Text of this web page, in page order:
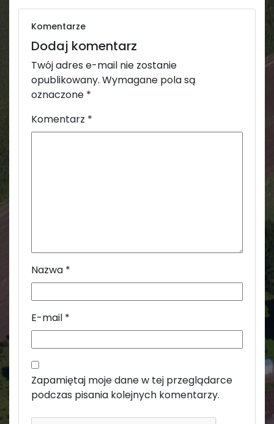
Komentarze
Dodaj komentarz
Twój adres e-mail nie zostanie
opublikowany. Wymagane pola są
oznaczone *
Komentarz *
Nazwa *
E-mail *
Zapamiętaj moje dane w tej przeglądarce
podczas pisania kolejnych komentarzy.